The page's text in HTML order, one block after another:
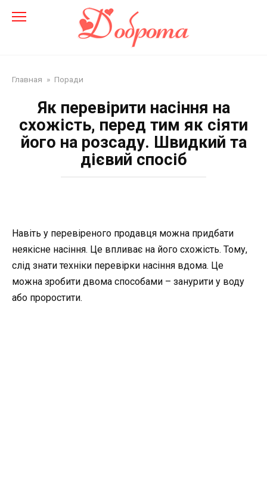
Главная » Поради
Як перевірити насіння на
схожість, перед тим як сіяти
його на розсаду. Швидкий та
дієвий спосіб
Навіть у перевіреного продавця можна придбати
неякісне насіння. Це впливає на його схожість. Тому,
слід знати техніки перевірки насіння вдома. Це
можна зробити двома способами – занурити у воду
або проростити.